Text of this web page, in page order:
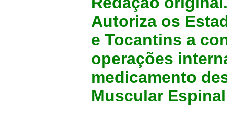
Autoriza os
e Tocantins a
operações
medicamento
Muscular